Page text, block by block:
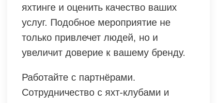
яхтинге и оценить качество ваших
услуг. Подобное мероприятие не
только привлечет людей, но и
увеличит доверие к вашему бренду.
Работайте с партнёрами.
Сотрудничество с яхт-клубами и